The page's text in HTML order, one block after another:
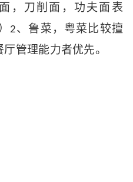
，刀削面，功夫面表
2、 鲁菜，粤菜比较擅
管理能力者优先。